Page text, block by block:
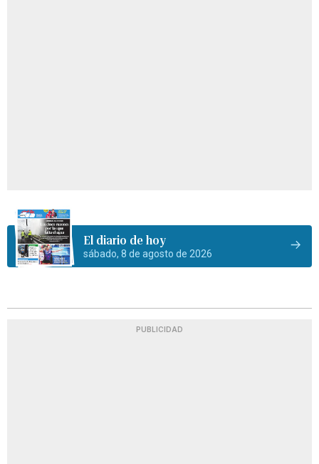
El diario de hoy
sábado, 8 de agosto de 2026
PUBLICIDAD